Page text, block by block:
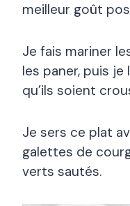
meilleur goût
Je fais mariner
les paner, puis je
qu’ils soient
Je sers ce plat
galettes de
verts sautés.